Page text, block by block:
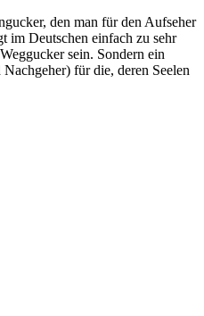
den man für den Aufseher
im Deutschen einfach zu sehr
sein. Sondern ein
für die, deren Seelen